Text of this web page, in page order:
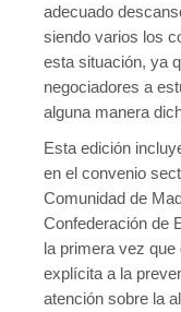
Protección Datos
Politica de
Política de
Contacto
adecuado
siendo varios los
esta situación, ya
negociadores a
alguna manera
Esta edición
en el convenio
Comunidad de
Confederación de
la primera vez
explícita a la
atención sobre la